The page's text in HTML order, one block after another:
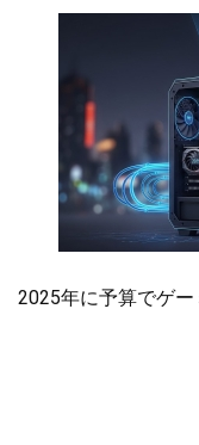
2025年に予算でゲ